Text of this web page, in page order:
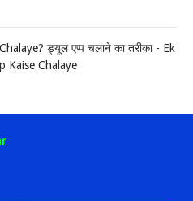
ड्यूल एप्प चलाने का तरीका - Ek
Kaise Chalaye